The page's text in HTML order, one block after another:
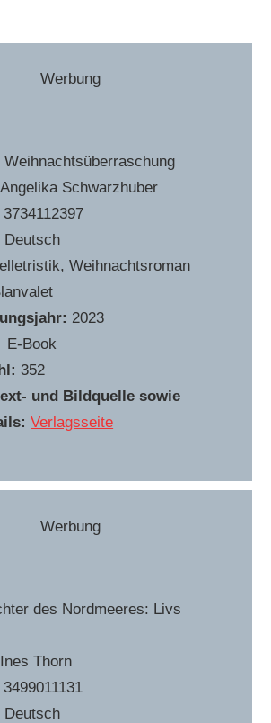
Werbung
Weihnachtsüberraschung
Angelika Schwarzhuber
3734112397
Deutsch
Weihnachtsroman
2023
E-Book
352
und Bildquelle sowie
Verlagsseite
Werbung
des Nordmeeres: Livs
Ines Thorn
‎3499011131
Deutsch